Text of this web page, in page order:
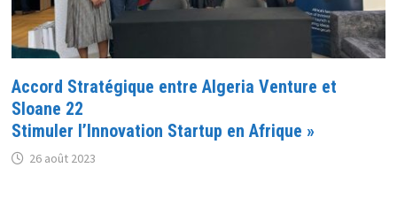
Accord Stratégique entre Algeria Venture et
Sloane 22
Stimuler l’Innovation Startup en Afrique »
26 août 2023